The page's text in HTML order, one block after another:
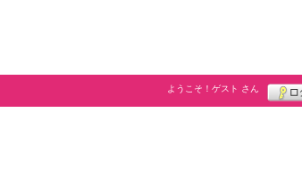
ようこそ！ ゲスト さん